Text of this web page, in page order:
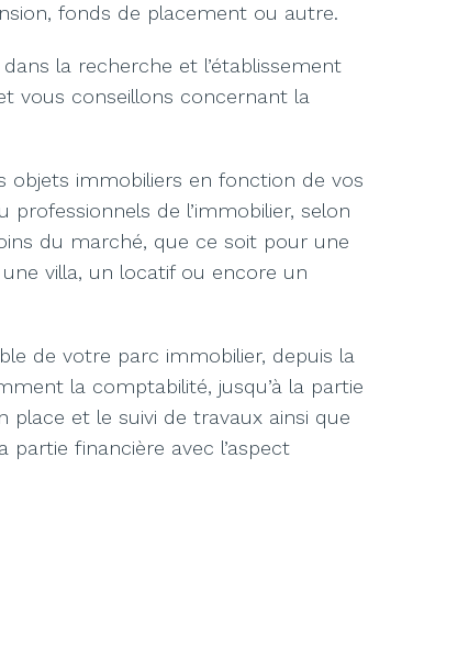
fonds de placement ou autre.
la recherche et l’établissement
vous conseillons concernant la
objets immobiliers en fonction de vos
de l’immobilier, selon
du marché, que ce soit pour une
villa, un locatif ou encore un
de votre parc immobilier, depuis la
la comptabilité, jusqu’à la partie
place et le suivi de travaux ainsi que
partie financière avec l’aspect